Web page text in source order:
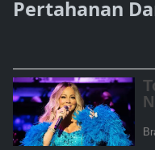
Pertahanan